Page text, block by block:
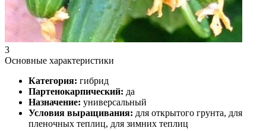
3
Основные характеристики
Категория: гибрид
Партенокарпический: да
Назначение: универсальный
Условия выращивания: для открытого грунта, для
пленочных теплиц, для зимних теплиц